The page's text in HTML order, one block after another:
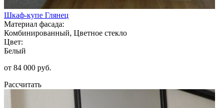
Шкаф-купе Глянец
Материал фасада:
Комбинированный, Цветное стекло
Цвет:
Белый
от 84 000 руб.
Рассчитать